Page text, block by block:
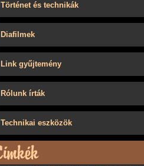
Történet és technikák
Diafilmek
Link gyűjtemény
Rólunk írták
Technikai eszközök